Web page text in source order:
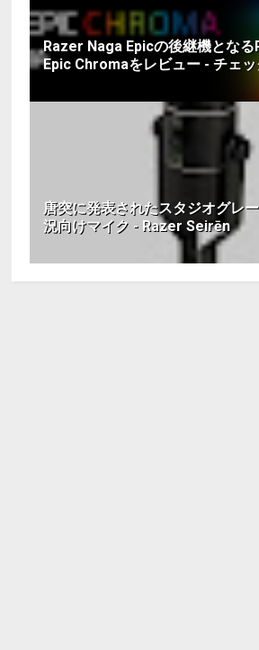
Razer Naga Epicの後継機とな
Epic Chromaをレビュー - チェ
唐突に発表されたスタジオグレ
況向けマイク - Razer Seirēn